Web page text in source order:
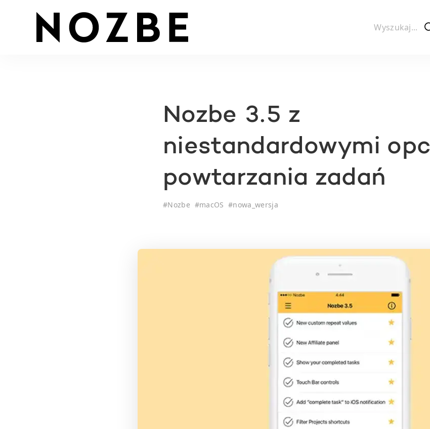
Nozbe 3.5 z
niestandardowymi
powtarzania zadań
#Nozbe #macOS #nowa_wersja